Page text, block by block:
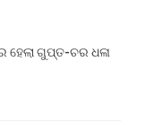
ଗୁପ୍ତ-ଚର ଧଳା